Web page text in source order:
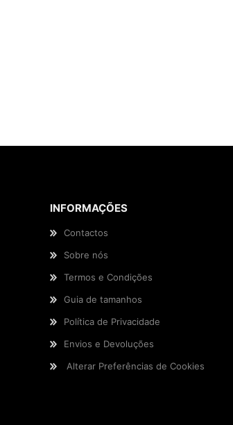
INFORMAÇÕES
Contactos
Sobre nós
Termos e Condições
Guia de tamanhos
Política de Privacidade
Envios e Devoluções
Alterar Preferências de Cookies